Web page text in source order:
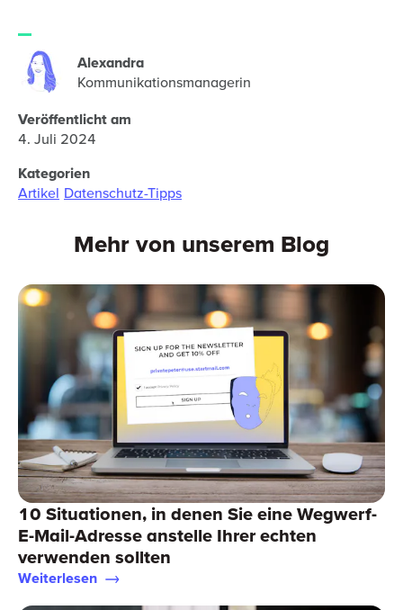
Alexandra
Kommunikationsmanagerin
Veröffentlicht am
4. Juli 2024
Kategorien
Artikel Datenschutz-Tipps
Mehr von unserem Blog
10 Situationen, in denen Sie eine Wegwerf-
E-Mail-Adresse anstelle Ihrer echten
verwenden sollten
Weiterlesen